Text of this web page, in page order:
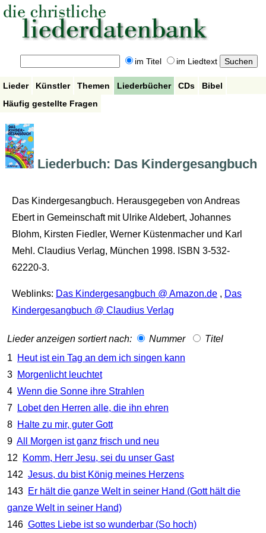
im Titel im Liedtext
Lieder Künstler Themen Liederbücher CDs
Bibel
Häufig gestellte Fragen
Liederbuch: Das Kindergesangbuch
Das Kindergesangbuch. Herausgegeben von Andreas
Ebert in Gemeinschaft mit Ulrike Aldebert, Johannes
Blohm, Kirsten Fiedler, Werner Küstenmacher und Karl
Mehl. Claudius Verlag, München 1998. ISBN 3-532-
62220-3.
Weblinks: Das Kindergesangbuch @ Amazon.de, Das
Kindergesangbuch @ Claudius Verlag
Lieder anzeigen sortiert nach: Nummer
Titel
1
Heut ist ein Tag an dem ich singen kann
3 Morgenlicht leuchtet
4 Wenn die Sonne ihre Strahlen
7
Lobet den Herren alle, die ihn ehren
8 Halte zu mir, guter Gott
9 All Morgen ist ganz frisch und neu
12
Komm, Herr Jesu, sei du unser Gast
142 Jesus, du bist König meines Herzens
143 Er hält die ganze Welt in seiner Hand (Gott hält die
ganze Welt in seiner Hand)
146 Gottes Liebe ist so wunderbar (So hoch)